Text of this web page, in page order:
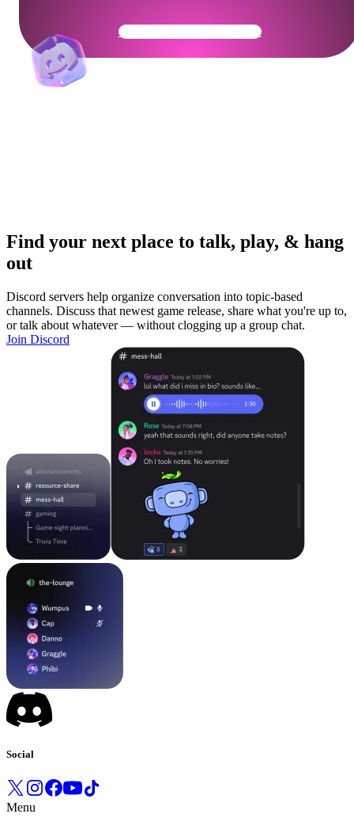
Get Your Community Ready
Find your next place to talk, play, & hang
out
Discord servers help organize conversation into topic-based
channels. Discuss that newest game release, share what you're up to,
or talk about whatever — without clogging up a group chat.
Join Discord
Social
Menu